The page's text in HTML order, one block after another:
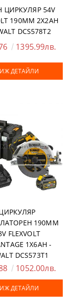
ЦИРКУЛЯР 54V
190ММ 2X2AH
DCS578T2
1395.99лв.
ДЕТАЙЛИ
190ММ
FLEXVOLT
1Х6AH -
DCS573T1
1052.00лв.
ДЕТАЙЛИ